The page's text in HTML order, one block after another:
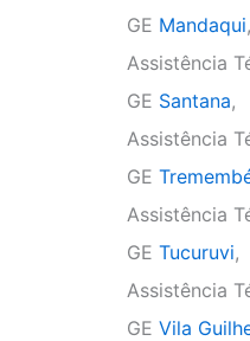
GE Mandaqui,
Assistência
GE Santana,
Assistência
GE
Assistência
GE Tucuruvi,
Assistência
GE Vila